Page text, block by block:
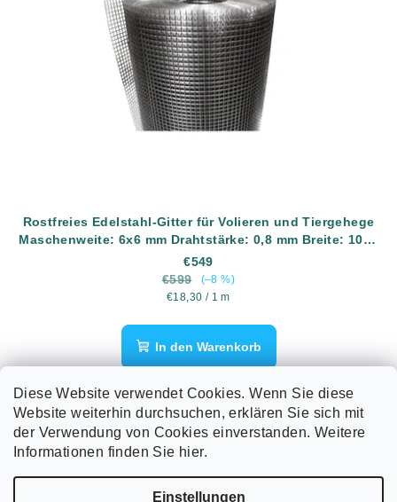
Diese Website verwendet Cookies. Wenn Sie diese
Website weiterhin durchsuchen, erklären Sie sich mit
der Verwendung von Cookies einverstanden. Weitere
Informationen finden Sie hier.
Einstellungen
Rostfreies Edelstahl-Gitter für Volieren und Tiergehege
Maschenweite: 6x6 mm Drahtstärke: 0,8 mm Breite: 1000
mm Material: AISI304 (rostfreier Edelstahl) Länge: 30
Meter
€549
€599
(–8 %)
Verkaufspreis:
€18,30 / 1 m
In den Warenkorb
Rostfreies Edelstahl-Gitter für Volieren und Tiergehege
Maschenweite: 6.3x6.3 mm Drahtstärke: 0.8 mm Breite: 1000
mm Material: AISI304 (rostfreier Edelstahl) Länge: 30 Meter